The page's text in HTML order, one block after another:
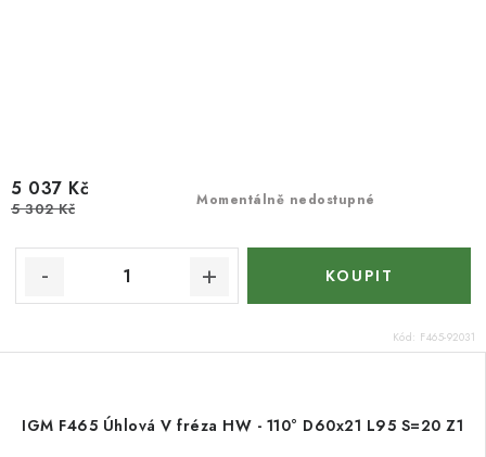
Momentálně nedostupné
5 037 Kč
5 302 Kč
Kód: F465-92031
IGM F465 Úhlová V fréza HW - 110° D60x21 L95 S=20 Z1